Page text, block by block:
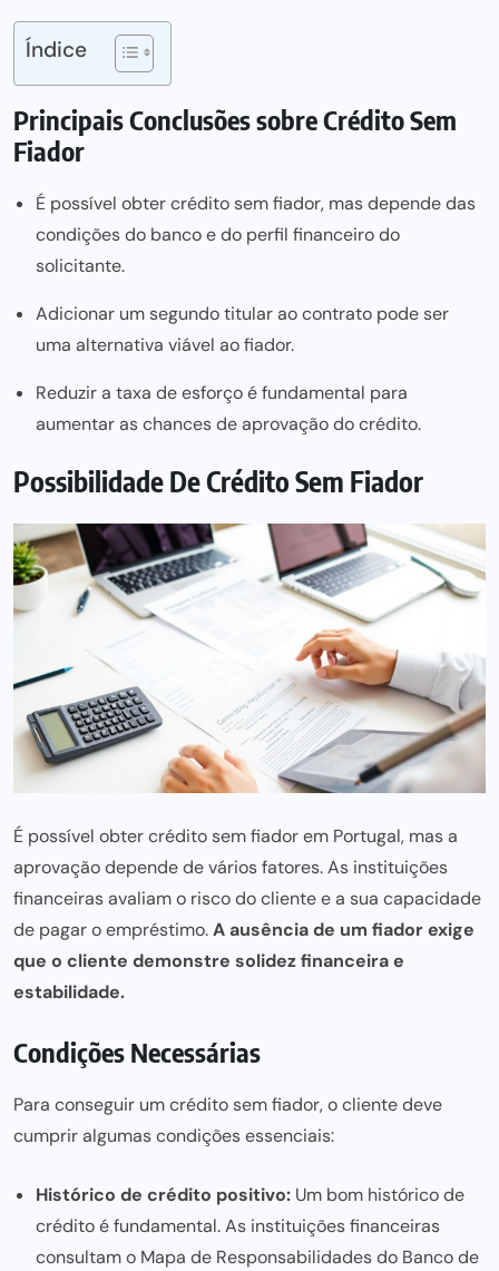
Índice
Principais Conclusões sobre Crédito Sem
Fiador
É possível obter crédito sem fiador, mas depende das
condições do banco e do perfil financeiro do
solicitante.
Adicionar um segundo titular ao contrato pode ser
uma alternativa viável ao fiador.
Reduzir a taxa de esforço é fundamental para
aumentar as chances de aprovação do crédito.
Possibilidade De Crédito Sem Fiador
É possível obter crédito sem fiador em Portugal, mas a
aprovação depende de vários fatores. As instituições
financeiras avaliam o risco do cliente e a sua capacidade
de pagar o empréstimo.A ausência de um fiador exige
que o cliente demonstre solidez financeira e
estabilidade.
Condições Necessárias
Para conseguir um crédito sem fiador, o cliente deve
cumprir algumas condições essenciais:
Histórico de crédito positivo: Um bom histórico de
crédito é fundamental. As instituições financeiras
consultam o Mapa de Responsabilidades do Banco de